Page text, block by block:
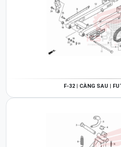
F-32 | CÀNG SAU |